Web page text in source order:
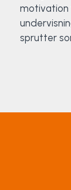
sprutter
Svømning
Tons og